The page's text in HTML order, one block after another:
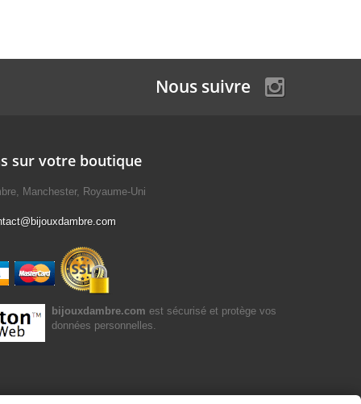
Nous suivre
sur votre boutique
Manchester, Royaume-Uni
bijouxdambre.com est sécurisé et protège vos
données personnelles.